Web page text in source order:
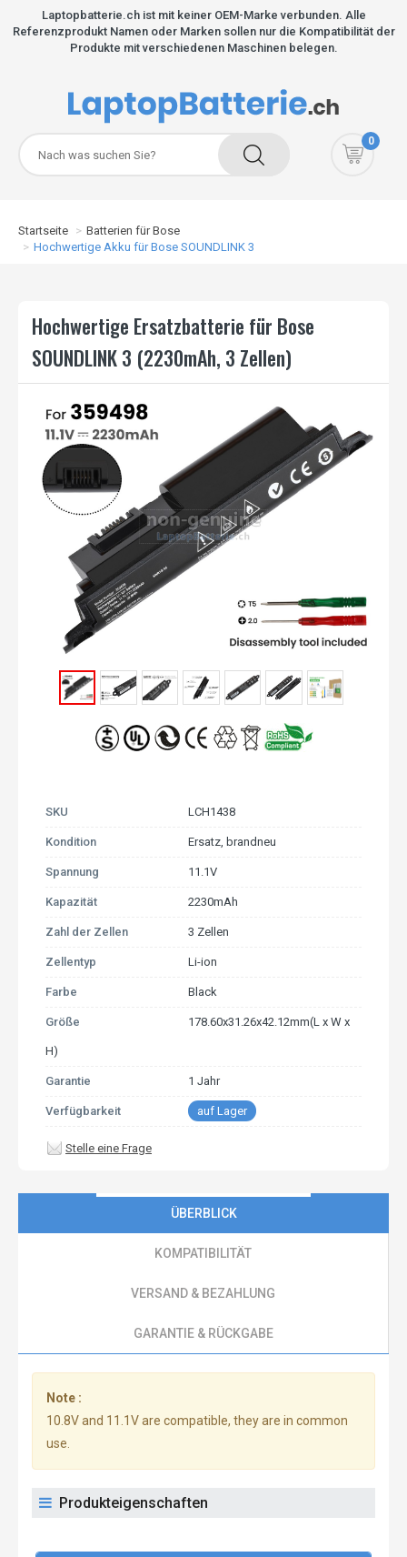
Laptopbatterie.ch ist mit keiner OEM-Marke verbunden. Alle
Referenzprodukt Namen oder Marken sollen nur die Kompatibilität der
Produkte mit verschiedenen Maschinen belegen.
0
Startseite
Batterien für Bose
Hochwertige Akku für Bose SOUNDLINK 3
Hochwertige Ersatzbatterie für Bose
SOUNDLINK 3 (2230mAh, 3 Zellen)
SKU LCH1438
Kondition Ersatz, brandneu
Spannung 11.1V
Kapazität 2230mAh
Zahl der Zellen 3 Zellen
Zellentyp Li-ion
Farbe Black
Größe 178.60x31.26x42.12mm(L x W x
H)
Garantie 1 Jahr
Verfügbarkeit auf Lager
Stelle eine Frage
ÜBERBLICK
KOMPATIBILITÄT
VERSAND & BEZAHLUNG
GARANTIE & RÜCKGABE
Note :
10.8V and 11.1V are compatible, they are in common
use.
Produkteigenschaften